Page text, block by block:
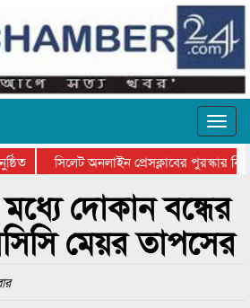
সিলেট অনলাইন প্রেসক্লাবের পুরস্কার
দোকান বন্ধের
মেয়র তাপসের